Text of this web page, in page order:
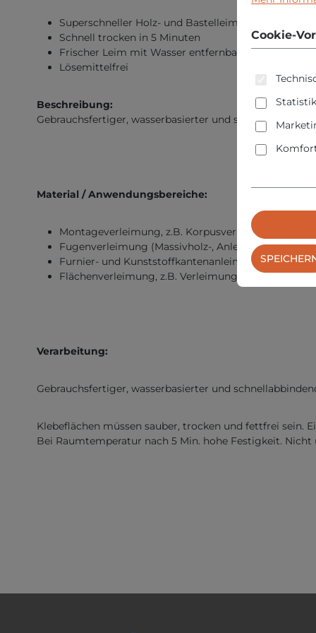
Superschneller Holz- und Bastelleim
Schnell trocken in 5 Minuten
Frischer Leim mit Wasser entfernbar
Lösemittelfrei
Beschreibung:
Gebrauchsfertiger, wasserbasierter und
Material / Anwendungsbereiche:
Montageverleimung, z.B. Korpusverleimung
Fugenverleimung (Massivholz-, Anleimer und
Furnier- und Kunststoffkantenanleimung, außer
Flächenverleimung, z.B. Verleimung von HPL-
Verarbeitung:
Gebrauchsfertiger, wasserbasierter und
Klebeflächen müssen sauber, trocken und fettfrei sein.
Bei Raumtemperatur nach 5 Min. hohe Festigkeit. Nicht
Cookie-
Statistik